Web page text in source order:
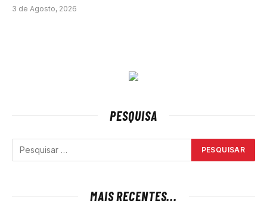
3 de Agosto, 2026
PESQUISA
MAIS RECENTES...